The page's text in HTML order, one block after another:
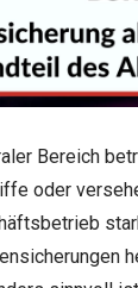
Bereich
oder